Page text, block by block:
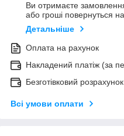
Ви отримаєте
або гроші повернуться
Детальніше
Оплата на рахунок
Накладений платіж (за
Безготівковий
Всі умови оплати